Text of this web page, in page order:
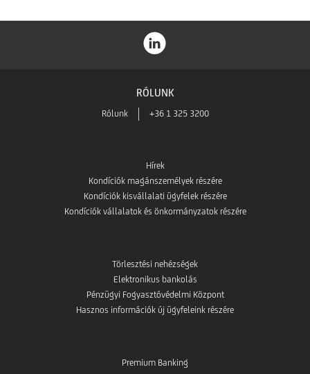
RÓLUNK
Rólunk +36 1 325 3200
Hírek
Kondíciók magánszemélyek részére
Kondíciók kisvállalati ügyfelek részére
Kondíciók vállalatok és önkormányzatok részére
Törlesztési nehézségek
Elektronikus bankolás
Pénzügyi Fogyasztóvédelmi Központ
Hasznos információk új ügyfeleink részére
Premium Banking